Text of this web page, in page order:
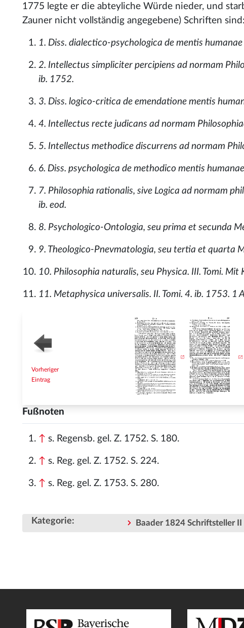
1775 legte er die abteyliche Würde nieder, und
Zauner nicht vollständig angegebene) Schriften sind:
1. Diss. dialectico-psychologica de mentis
2. Intellectus simpliciter percipiens ad normam
ib. 1752.
3. Diss. logico-critica de emendatione mentis
4. Intellectus recte judicans ad normam
5. Intellectus methodice discurrens ad normam
6. Diss. psychologica de methodico mentis
7. Philosophia rationalis, sive Logica ad normam
ib. eod.
8. Psychologico-Ontologia, seu prima et secunda
9. Theologico-Pnevmatologia, seu tertia et quarta
10. Philosophia naturalis, seu Physica. III. Tomi. Mit
11. Metaphysica universalis. II. Tomi. 4. ib. 1753. 1
Vorheriger
Eintrag
Fußnoten
↑ s. Regensb. gel. Z. 1752. S. 180.
↑ s. Reg. gel. Z. 1752. S. 224.
↑ s. Reg. gel. Z. 1753. S. 280.
Kategorie: Baader 1824 Schriftsteller II